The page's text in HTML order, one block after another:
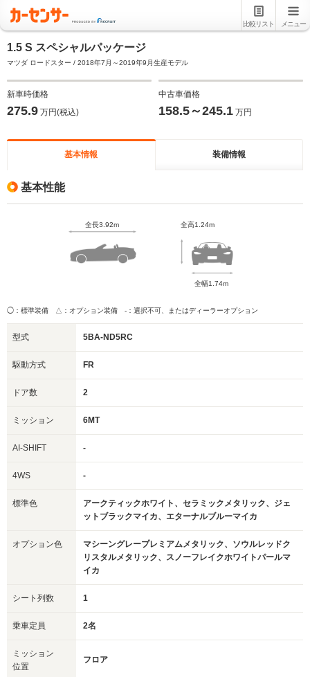
比較リスト メニュー
1.5 S スペシャルパッケージ
マツダ ロードスター / 2018年7月～2019年9月生産モデル
新車時価格
275.9 万円(税込)
中古車価格
158.5～245.1 万円
基本情報 装備情報
基本性能
全長3.92m 全高1.24m
全幅1.74m
◯：標準装備 △：オプション装備 -：選択不可、またはディーラーオプション
型式 5BA-ND5RC
駆動方式 FR
ドア数 2
ミッション 6MT
AI-SHIFT -
4WS -
標準色
アークティックホワイト、セラミックメタリック、ジェ
ットブラックマイカ、エターナルブルーマイカ
オプション色
マシーングレープレミアムメタリック、ソウルレッドク
リスタルメタリック、スノーフレイクホワイトパールマ
イカ
シート列数 1
乗車定員 2名
ミッション
位置
フロア